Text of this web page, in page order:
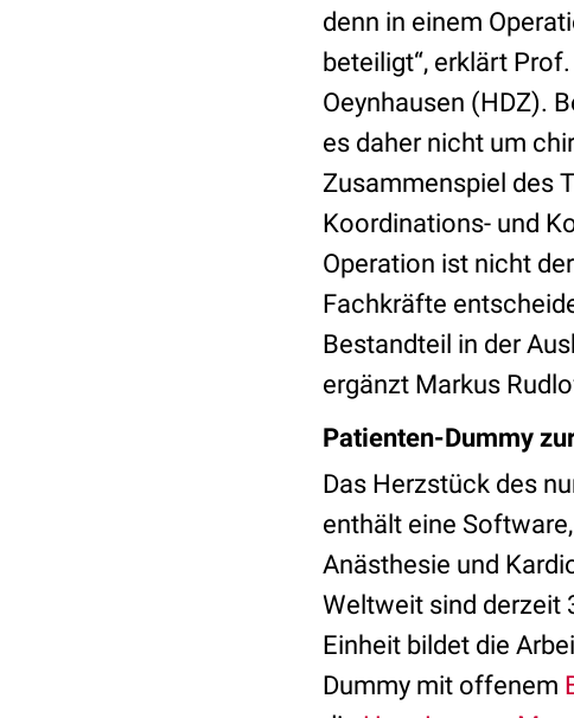
denn in einem
beteiligt“, erklärt
Oeynhausen (HDZ).
es daher nicht um
Zusammenspiel des
Koordinations- und
Operation ist nicht
Fachkräfte
Bestandteil in der
ergänzt Markus
Patienten-Dummy
Das Herzstück des
enthält eine
Anästhesie und
Weltweit sind derzeit
Einheit bildet die
Dummy mit offenem